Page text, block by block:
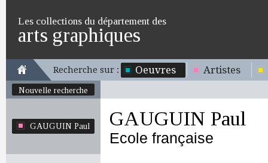
Les collections du département des
arts graphiques
Recherche sur : Oeuvres Artistes
Nouvelle recherche
GAUGUIN Paul GAUGUIN Paul
Ecole française